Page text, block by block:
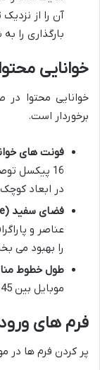
آن را از
بارگذاری را
خوانایی
خوانایی محتوا
برخوردار است.
فونت های
16 پیکسل
در ابعاد
فضای سفید (Whitespace) کافی:
عناصر و
را بهبود می
طول خطوط
موبایل بین 45 تا 75 کاراکتر است.
فرم های
پر کردن فرم ها در